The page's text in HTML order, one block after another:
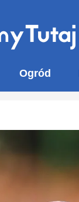
Ogród